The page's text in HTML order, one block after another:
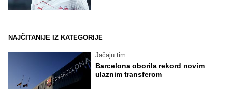
NAJČITANIJE IZ KATEGORIJE
Jačaju tim
Barcelona oborila rekord novim
ulaznim transferom